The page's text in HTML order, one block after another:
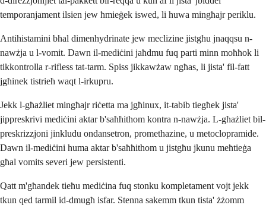
temporanjament ilsien jew ħmieġek iswed, li huwa mingħajr periklu.
Antihistamini bħal dimenhydrinate jew meclizine jistgħu jnaqqsu n-
nawżja u l-vomit. Dawn il-mediċini jaħdmu fuq parti minn moħħok li
tikkontrolla r-rifless tat-tarm. Spiss jikkawżaw ngħas, li jista' fil-fatt
jgħinek tistrieħ waqt l-irkupru.
Jekk l-għażliet mingħajr riċetta ma jgħinux, it-tabib tiegħek jista'
jippreskrivi mediċini aktar b'saħħithom kontra n-nawżja. L-għażliet bil-
preskrizzjoni jinkludu ondansetron, promethazine, u metoclopramide.
Dawn il-mediċini huma aktar b'saħħithom u jistgħu jkunu meħtieġa
għal vomits severi jew persistenti.
Qatt m'għandek tieħu mediċina fuq stonku kompletament vojt jekk
tkun qed tarmil id-dmugħ isfar. Stenna sakemm tkun tista' żżomm